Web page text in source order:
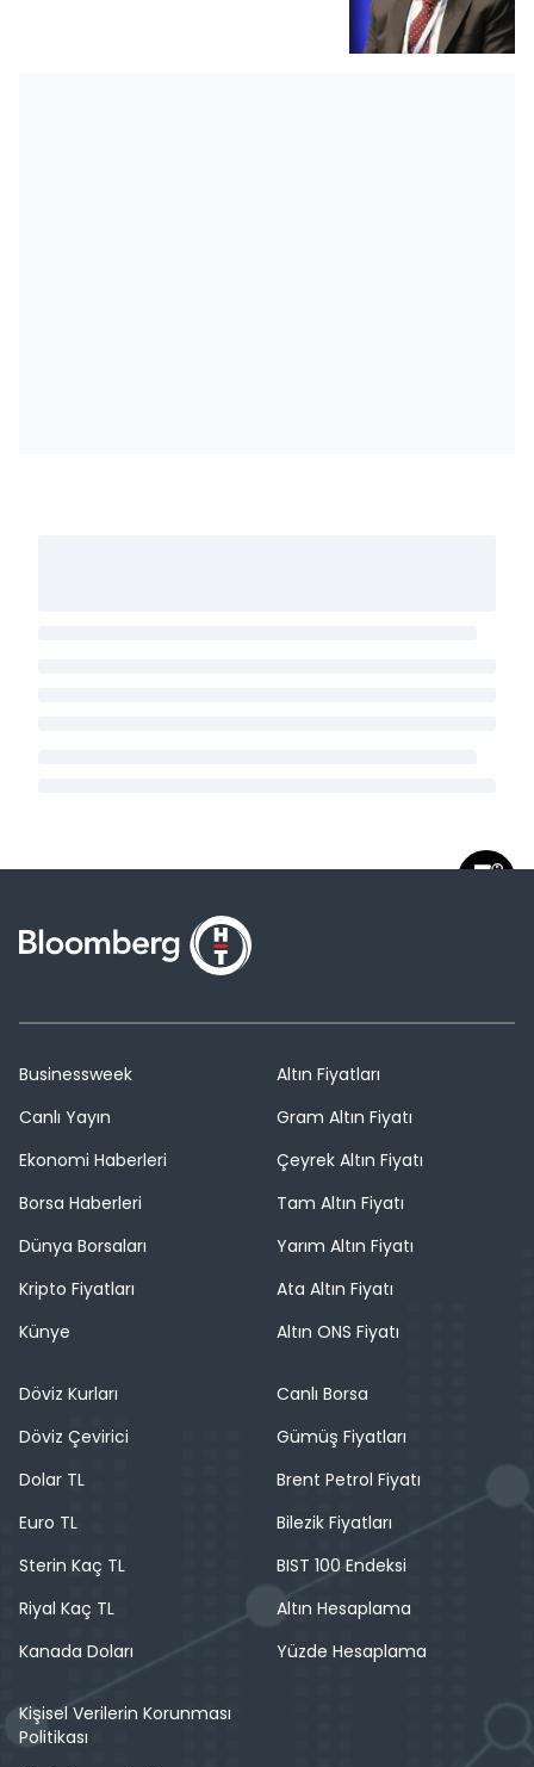
Businessweek
Canlı Yayın
Ekonomi Haberleri
Borsa Haberleri
Dünya Borsaları
Kripto Fiyatları
Künye
Altın Fiyatları
Gram Altın Fiyatı
Çeyrek Altın Fiyatı
Tam Altın Fiyatı
Yarım Altın Fiyatı
Ata Altın Fiyatı
Altın ONS Fiyatı
Döviz Kurları
Döviz Çevirici
Dolar TL
Euro TL
Sterin Kaç TL
Riyal Kaç TL
Kanada Doları
Canlı Borsa
Gümüş Fiyatları
Brent Petrol Fiyatı
Bilezik Fiyatları
BIST 100 Endeksi
Altın Hesaplama
Yüzde Hesaplama
Kişisel Verilerin Korunması
Politikası